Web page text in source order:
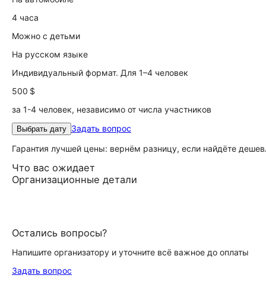
4 часа
Можно с детьми
На русском языке
Индивидуальный формат. Для 1–4 человек
500 $
за 1-4 человек, независимо от числа участников
Выбрать дату Задать вопрос
Гарантия лучшей цены: вернём разницу, если найдёте
Что вас ожидает
Организационные детали
Остались вопросы?
Напишите организатору и уточните всё важное до оплаты
Задать вопрос